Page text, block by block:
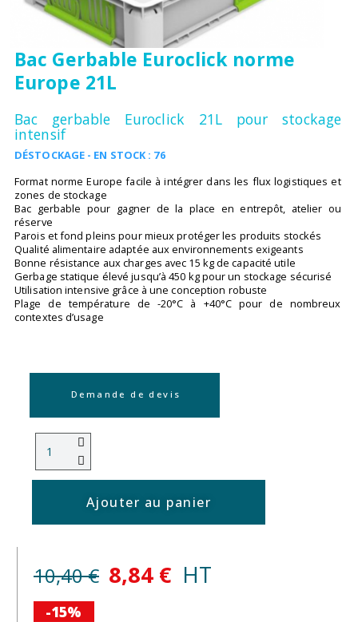
Bac Gerbable Euroclick norme
Europe 21L
Bac gerbable Euroclick 21L pour stockage
intensif
DÉSTOCKAGE - EN STOCK : 76
Format norme Europe facile à intégrer dans les flux logistiques et
zones de stockage
Bac gerbable pour gagner de la place en entrepôt, atelier ou
réserve
Parois et fond pleins pour mieux protéger les produits stockés
Qualité alimentaire adaptée aux environnements exigeants
Bonne résistance aux charges avec 15 kg de capacité utile
Gerbage statique élevé jusqu’à 450 kg pour un stockage sécurisé
Utilisation intensive grâce à une conception robuste
Plage de température de -20°C à +40°C pour de nombreux
contextes d’usage
Demande de devis
Ajouter au panier
10,40 € 8,84 € HT
-15%